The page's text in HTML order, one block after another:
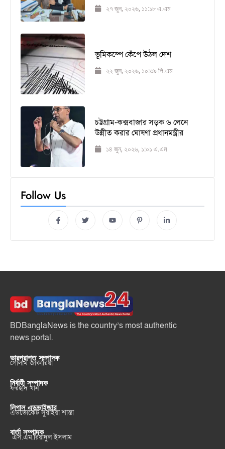
২৭ জুন, ২০২৬, ১১:১৮ এ.এম
ভূমিকম্পে কেঁপে উঠল দেশ
২২ জুন, ২০২৬, ১০:৩৯ পি.এম
চট্টগ্রাম-কক্সবাজার সড়ক ৬ লেনে
উন্নীত করার ঘোষণা প্রধানমন্ত্রীর
১৪ জুন, ২০২৬, ১:০১ এ.এম
Follow Us
BDBanglaNews is the country’s most authentic
news portal.
ভারপ্রাপ্ত সম্পাদক
গোলাম জাকারিয়া
নির্বাহী সম্পাদক
ফরহাদ খান
লিগাল এডভাইজার
এডভোকেট সুরাইয়া শান্তা
বার্তা সম্পাদক
এস.এম.রিয়াদুল ইসলাম